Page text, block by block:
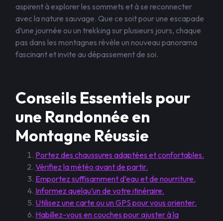
aspirent à explorer les sommets et à se reconnecter
avec la nature sauvage. Que ce soit pour une escapade
d’une journée ou un trekking sur plusieurs jours, chaque
pas dans les montagnes révèle un nouveau panorama
fascinant et invite au dépassement de soi.
Conseils Essentiels pour
une Randonnée en
Montagne Réussie
Portez des chaussures adaptées et confortables.
Vérifiez la météo avant de partir.
Emportez suffisamment d’eau et de nourriture.
Informez quelqu’un de votre itinéraire.
Utilisez une carte ou un GPS pour vous orienter.
Habillez-vous en couches pour ajuster à la